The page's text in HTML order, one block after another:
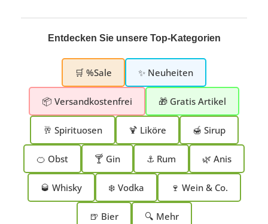
Entdecken Sie unsere Top-Kategorien
🛒 %Sale ✨ Neuheiten
📦 Versandkostenfrei 🎁 Gratis Artikel
🥂 Spirituosen 🍹 Liköre 🍯 Sirup
🍊 Obst 🍸 Gin ⚓ Rum 🌿 Anis
🥃 Whisky ❄️ Vodka 🍷 Wein & Co.
🍺 Bier 🔍 Mehr